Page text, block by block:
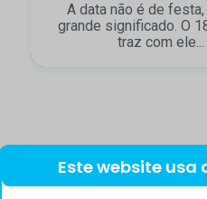
A data não é de
grande significado. O
traz com ele...
Este website usa